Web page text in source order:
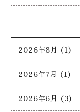
2026年8月 (1)
2026年7月 (1)
2026年6月 (3)